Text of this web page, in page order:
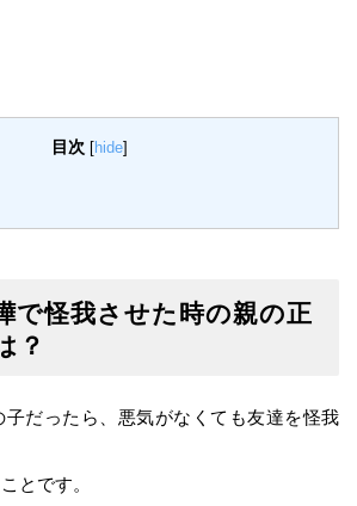
目次 [hide]
で怪我させた時の親の正
？
だったら、悪気がなくても友達を怪我
とです。